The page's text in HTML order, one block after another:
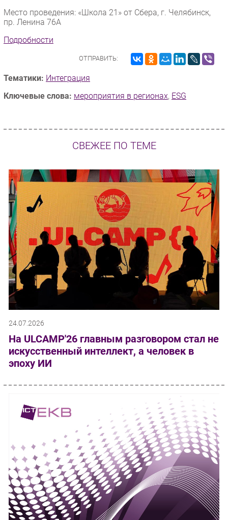
Место проведения: «Школа 21» от Сбера, г. Челябинск,
пр. Ленина 76А
Подробности
ОТПРАВИТЬ:
Тематики: Интеграция
Ключевые слова: мероприятия в регионах, ESG
СВЕЖЕЕ ПО ТЕМЕ
24.07.2026
На ULCAMP'26 главным разговором стал не
искусственный интеллект, а человек в
эпоху ИИ